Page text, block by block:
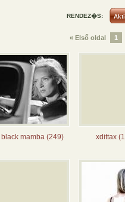
RENDEZ�S:
« Első oldal 1
black mamba (249) xdittax